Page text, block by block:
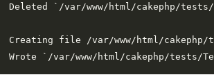
Deleted `/var/www/html/cakephp/
Creating file /var/www/html/cakephp/